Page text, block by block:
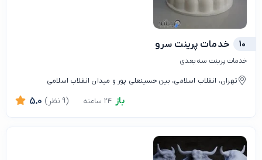
10 خدمات پرینت سرو
خدمات پرینت سه بعدی
تهران، انقلاب اسلامی، بین حسینعلی پور و میدان انقلاب اسلامی
باز 5.0 (9 نظر)